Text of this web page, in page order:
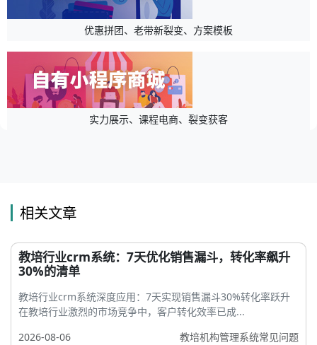
优惠拼团、老带新裂变、方案模板
实力展示、课程电商、裂变获客
相关文章
教培行业crm系统：7天优化销售漏斗，转化率飙升
30%的清单
教培行业crm系统深度应用：7天实现销售漏斗30%转化率跃升
在教培行业激烈的市场竞争中，客户转化效率已成...
2026-08-06
教培机构管理系统常见问题